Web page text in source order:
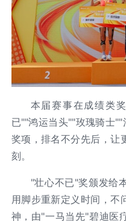
本届赛事在成绩类
已""鸿运当头""玫瑰骑士
奖项，排名不分先后，让
刻。
"壮心不已"奖颁发给
用脚步重新定义时间，不
神，由"一马当先"碧迪医